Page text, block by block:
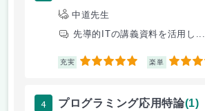
中道先生
先導的ITの講義資料を活用し...
充実 5 楽単 4
4 プログラミング応用特論(1)